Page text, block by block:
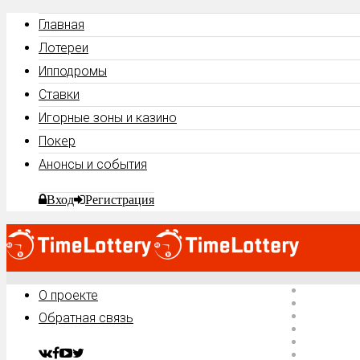
Главная
Лотереи
Ипподромы
Ставки
Игорные зоны и казино
Покер
Анонсы и события
Вход Регистрация
О проекте
Обратная связь